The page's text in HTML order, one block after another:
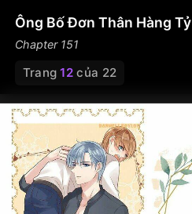
Ông Bố Đơn Thân Hàng Tỷ
Chapter 151
Trang12 của 22